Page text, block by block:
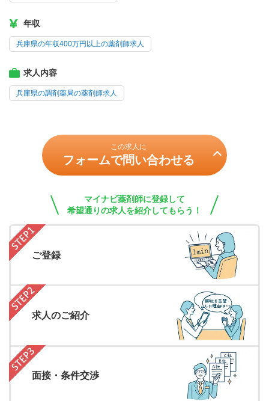
年収
兵庫県の年収400万円以上の薬剤師求人
求人内容
兵庫県の調剤薬局の薬剤師求人
この求人に
フォームで問い合わせる
マイナビ薬剤師に登録して
希望通りの求人を紹介してもらう！
ご登録
求人のご紹介
面接・条件交渉